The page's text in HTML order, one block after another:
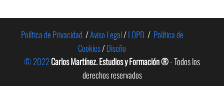
Política de Privacidad /Aviso Legal/LOPD / Política de
Cookies/Diseño
© 2022Carlos Martínez. Estudios y Formación ®- Todos los
derechos reservados